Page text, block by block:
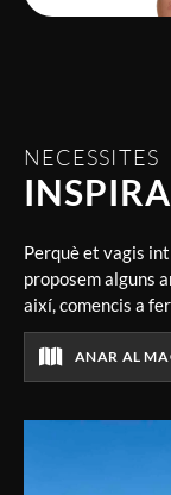
NECESSITES
Perquè et vagis
proposem alguns
així, comencis a
ANAR AL